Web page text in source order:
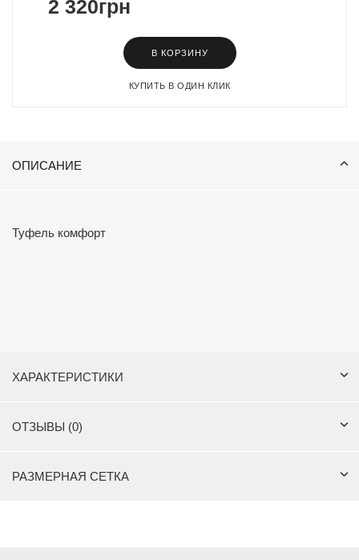
2 320грн
В КОРЗИНУ
КУПИТЬ В ОДИН КЛИК
ОПИСАНИЕ
Туфель комфорт
ХАРАКТЕРИСТИКИ
ОТЗЫВЫ (0)
РАЗМЕРНАЯ СЕТКА